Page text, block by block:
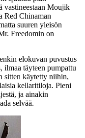
vastineestaan Moujik
Red Chinaman
suuren yleisön
Freedomin on
elokuvan puvustus
ilmaa täyteen pumpattu
sitten käytetty niihin,
kellaritiloja. Pieni
ja ainakin
selvää.